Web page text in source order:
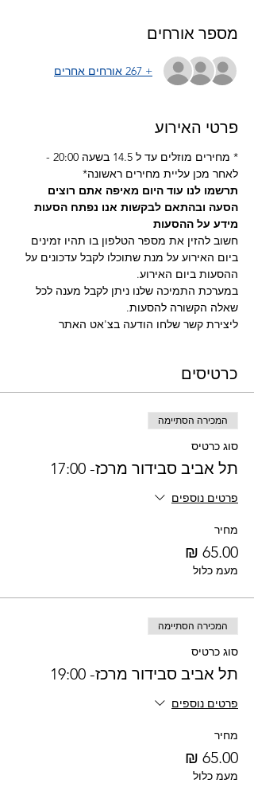
מספר אורחים
+ 267 אורחים אחרים
פרטי האירוע
* מחירים מוזלים עד ל 14.5 בשעה 20:00 -
לאחר מכן עליית מחירים ראשונה*
תרשמו לנו עוד היום מאיפה אתם רוצים
הסעה ובהתאם לבקשות אנו נפתח הסעות
מידע על ההסעות
חשוב להזין את מספר הטלפון בו תהיו זמינים
ביום האירוע על מנת שתוכלו לקבל עדכונים על
ההסעות ביום האירוע.
במערכת התמיכה שלנו ניתן לקבל מענה לכל
שאלה הקשורה להסעות.
ליצירת קשר שלחו הודעה בצ'אט האתר
כרטיסים
המכירה הסתיימה
סוג כרטיס
תל אביב סבידור מרכז- 17:00
פרטים נוספים
מחיר
מעמ כלול
המכירה הסתיימה
סוג כרטיס
תל אביב סבידור מרכז- 19:00
פרטים נוספים
מחיר
מעמ כלול